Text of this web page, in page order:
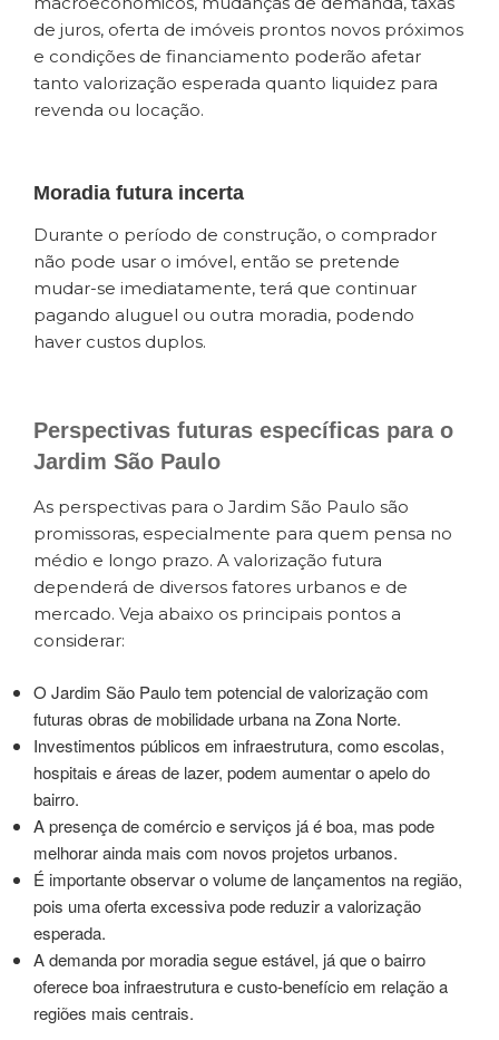
de juros, oferta de imóveis prontos novos próximos
e condições de financiamento poderão afetar
tanto valorização esperada quanto liquidez para
revenda ou locação.
Moradia futura incerta
Durante o período de construção, o comprador
não pode usar o imóvel, então se pretende
mudar-se imediatamente, terá que continuar
pagando aluguel ou outra moradia, podendo
haver custos duplos.
Perspectivas futuras específicas para o
Jardim São Paulo
As perspectivas para o Jardim São Paulo são
promissoras, especialmente para quem pensa no
médio e longo prazo. A valorização futura
dependerá de diversos fatores urbanos e de
mercado. Veja abaixo os principais pontos a
considerar:
O Jardim São Paulo tem potencial de valorização com
futuras obras de mobilidade urbana na Zona Norte.
Investimentos públicos em infraestrutura, como escolas,
hospitais e áreas de lazer, podem aumentar o apelo do
bairro.
A presença de comércio e serviços já é boa, mas pode
melhorar ainda mais com novos projetos urbanos.
É importante observar o volume de lançamentos na região,
pois uma oferta excessiva pode reduzir a valorização
esperada.
A demanda por moradia segue estável, já que o bairro
oferece boa infraestrutura e custo-benefício em relação a
regiões mais centrais.